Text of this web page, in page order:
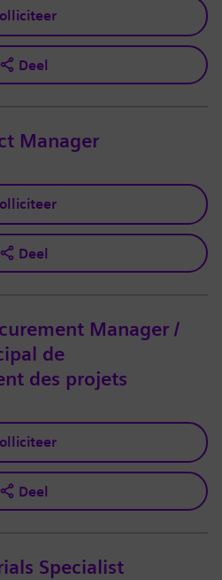
Deel
Manager
Deel
Manager /
de
des projets
Deel
Specialist